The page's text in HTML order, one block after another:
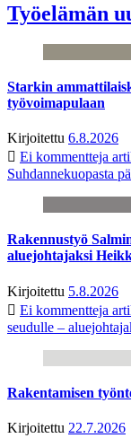
Työelämän
Starkin
työvoimapulaan
Kirjoitettu 6.8.2026
Ei kommentteja
Suhdannekuopasta
Rakennustyö
aluejohtajaksi
Kirjoitettu 5.8.2026
Ei kommentteja
seudulle –
Rakentamisen
Kirjoitettu 22.7.2026